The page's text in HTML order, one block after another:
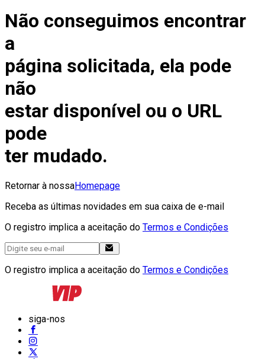
Não conseguimos encontrar
a
página solicitada, ela pode
não
estar disponível ou o URL
pode
ter mudado.
Retornar à nossaHomepage
Receba as últimas novidades em sua caixa de e-mail
O registro implica a aceitação do Termos e Condições
O registro implica a aceitação do Termos e Condições
siga-nos